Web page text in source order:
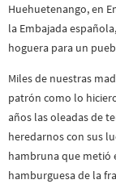
Huehuetenango, en
la Embajada
hoguera para un
Miles de nuestras
patrón como lo
años las oleadas de
heredarnos con sus
hambruna que metió
hamburguesa de la